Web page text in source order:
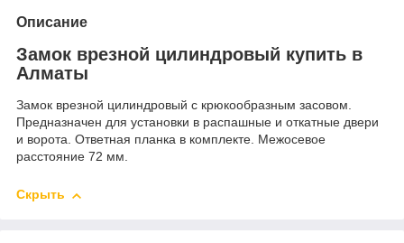
Описание
Замок врезной цилиндровый купить в
Алматы
Замок врезной цилиндровый с крюкообразным засовом.
Предназначен для установки в распашные и откатные двери
и ворота. Ответная планка в комплекте. Межосевое
расстояние 72 мм.
Скрыть